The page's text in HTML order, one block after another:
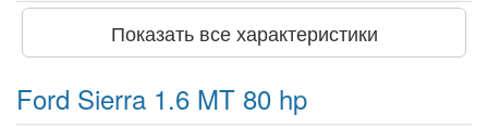
Показать все характеристики
Ford Sierra 1.6 MT 80 hp